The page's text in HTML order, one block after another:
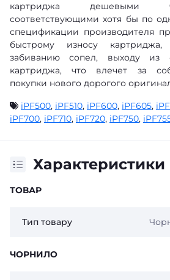
картриджа дешевыми
соответствующими хотя бы по
спецификации производителя
быстрому износу
забиванию сопел, выходу из
картриджа, что влечет за
покупки нового дорогого
iPF500, iPF510, iPF600, iPF605,
iPF700, iPF710, iPF720, iPF750,
Характеристики
ТОВАР
Тип товару
ЧОРНИЛО